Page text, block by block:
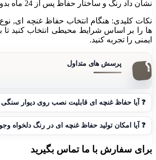
نشان داد رنگ و ساختار حفاظ پس از 24 ماه بدون تغییر باقی ماند.
نکات کلیدی: هنگام انتخاب حفاظ غنچه ای,
ها را بر اساس شرایط محیطی انتخاب کنید تا
ایمنی را تجربه کنید.
❓ آیا حفاظ غنچه ای قابلیت نصب روی دیوار سنگی
❓ آیا امکان تولید حفاظ غنچه ای در رنگ دلخواه
برای سفارش با ما تماس بگیرید